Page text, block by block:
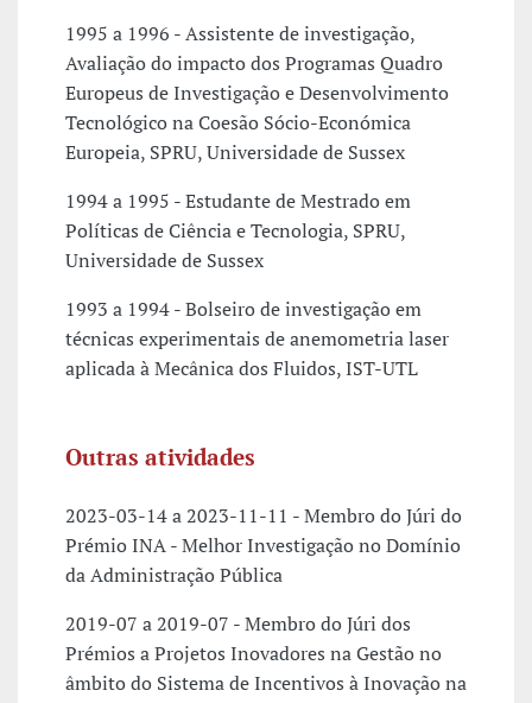
1995 a 1996 - Assistente de investigação,
Avaliação do impacto dos Programas Quadro
Europeus de Investigação e Desenvolvimento
Tecnológico na Coesão Sócio-Económica
Europeia, SPRU, Universidade de Sussex
1994 a 1995 - Estudante de Mestrado em
Políticas de Ciência e Tecnologia, SPRU,
Universidade de Sussex
1993 a 1994 - Bolseiro de investigação em
técnicas experimentais de anemometria laser
aplicada à Mecânica dos Fluidos, IST-UTL
Outras atividades
2023-03-14 a 2023-11-11 - Membro do Júri do
Prémio INA - Melhor Investigação no Domínio
da Administração Pública
2019-07 a 2019-07 - Membro do Júri dos
Prémios a Projetos Inovadores na Gestão no
âmbito do Sistema de Incentivos à Inovação na